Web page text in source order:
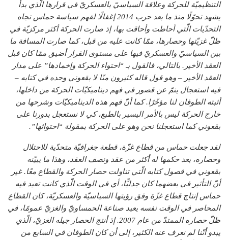
التنظيميّة للحركة وعلاقة السياسيّ بالعسكريّ في قرارها الّذي بدأ
يشهد تحوّلًا منذ ما بعد حرب 2014 إغفالًا لفهم سياسة حماس تجاه
التحدّيات الّتي أحاطت وأحاقت بها، إذ صارت الحركة أكثر مركزيّة في
ظلّ غزيّتها وحصارها، ممّا كانت عليه من قبل، كما صارت المسافة ما
بين السياسيّ والعسكريّ فيها على مستوى القرار أضيق ممّا كان قبل
العقد الأخير. بالتالي، فالقول بـ “احتواء الحركة وإخمادها” على مدار
العقد الأخير – وهو قول قاله كثيرون منّا لا بقعوني وحده في كتابه –
فيه استعجال ينمّ عن قصور في فهم ديناميكيّات الحركة من داخلها،
أثبته الطوفان لنا مؤخّرًا. كما أنّ فهم هذه الديناميكيّات وشرحها من
خارج الحركة ليس بالأمر اليسير بالطبع، كي لا نستعجل بدورنا على
بقعوني كما استعجلنا نحن وهو على الحركة بمقولة “احتوائها”.
لقد جعلت حماس من قطاع غزّة، قطعة جغرافيّة متحدّية للاحتلال
وحصاره، بعد حكمها له أكثر من عقد ونصف العقد، وهذا ما يبيّنه
بقعوني في فصول كتابه الّتي تناولت حصار الحركة والقطاع معًا. غير
أنّ التأثير في بعضهما كان جدليًّا، أي في الوقت الّذي كانت تعيد فيه
حماس إنتاج قطاع غزّة وفق رؤيتها السياسيّة والعسكريّة، كان القطاع
المحاصر في الوقت نفسه يعيد صناعة الحمساويّ والغزيّ عمومًا، في
ظلّ حصاره الممتدّ من عام 2007. إذ أنتج الحصار جيله الغزيّ، الّذي
يبدو أنّنا لم نعرف عنه الكثير، إلى أن كان الطوفان في السابع من